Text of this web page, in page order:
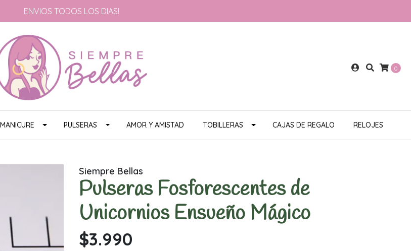
ENVIOS TODOS LOS DIAS!
0
MANICURE PULSERAS AMOR Y AMISTAD TOBILLERAS CAJAS DE REGALO RELOJES
Siempre Bellas
Pulseras Fosforescentes de
Unicornios Ensueño Mágico
$3.990